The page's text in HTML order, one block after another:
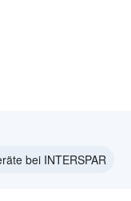
bei INTERSPAR